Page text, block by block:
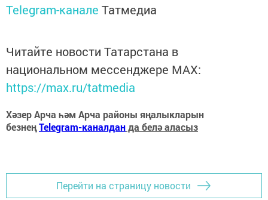
Telegram-канале Татмедиа
Читайте новости Татарстана в
национальном мессенджере MАХ:
https://max.ru/tatmedia
Хәзер Арча һәм Арча районы яңалыкларын
безнеңTelegram-каналданда белә аласыз
Перейти на страницу новости